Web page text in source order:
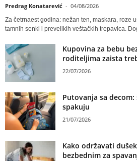
Predrag Konatarević - 04/08/2026
Za četrnaest godina: nežan ten, maskara, roze
tamnih senki i prevelikih veštačkih trepavica.
Kupovina za bebu
roditeljima zaista
22/07/2026
Putovanja sa
spakuju
21/07/2026
Kako održavati
bezbednim za